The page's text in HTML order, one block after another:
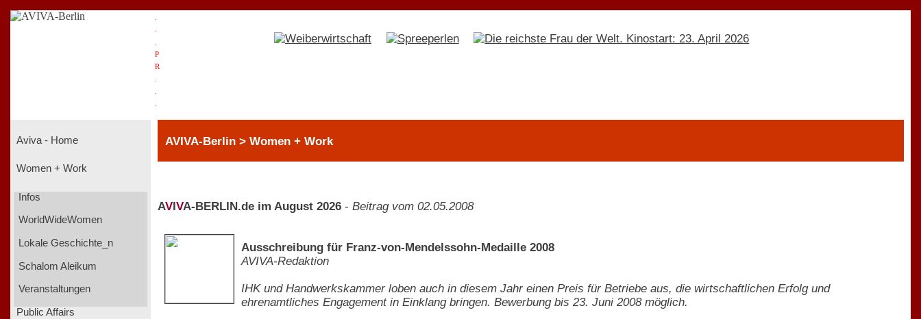
P
R
Aviva - Home
Women + Work
Infos
WorldWideWomen
Lokale Geschichte_n
Schalom Aleikum
Veranstaltungen
Public Affairs
AVIVA-Berlin > Women + Work
AV VA-BERLIN.de im August 2026 - Beitrag vom 02.05.2008
Ausschreibung für Franz-von-Mendelssohn-Medaille 2008
AVIVA-Redaktion
IHK und Handwerkskammer loben auch in diesem Jahr einen Preis für Betriebe aus, die wirtschaftlichen Erfolg und
ehrenamtliches Engagement in Einklang bringen. Bewerbung bis 23. Juni 2008 möglich.